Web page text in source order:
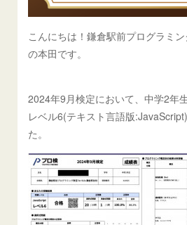
こんにちは！鎌倉駅前プログラミ
の本田です。
2024年9月検定において、中学2年
レベル6(テキスト言語版
た。